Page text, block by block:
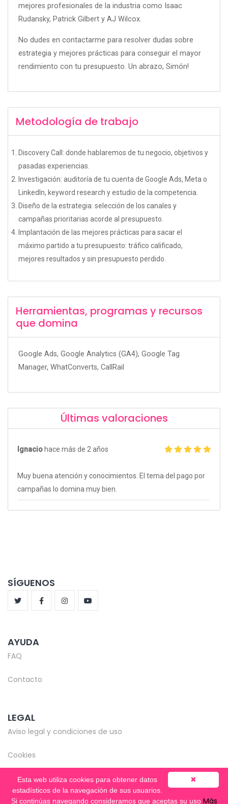
mejores profesionales de la industria como Isaac
Rudansky, Patrick Gilbert y AJ Wilcox.
No dudes en contactarme para resolver dudas sobre
estrategia y mejores prácticas para conseguir el mayor
rendimiento con tu presupuesto. Un abrazo, Simón!
Metodología de trabajo
Discovery Call: donde hablaremos de tu negocio, objetivos y
pasadas experiencias.
Investigación: auditoría de tu cuenta de Google Ads, Meta o
LinkedIn, keyword research y estudio de la competencia.
Diseño de la estrategia: selección de los canales y
campañas prioritarias acorde al presupuesto.
Implantación de las mejores prácticas para sacar el
máximo partido a tu presupuesto: tráfico calificado,
mejores resultados y sin presupuesto perdido.
Herramientas, programas y recursos
que domina
Google Ads, Google Analytics (GA4), Google Tag
Manager, WhatConverts, CallRail
Últimas valoraciones
Ignaciohace más de 2 años
Muy buena atención y conocimientos. El tema del pago por
campañas lo domina muy bien.
SÍGUENOS
AYUDA
FAQ
Contacto
LEGAL
Aviso legal y condiciones de uso
Cookies
✖
Esta web utiliza cookies para obtener datos
estadísticos de la navegación de sus usuarios.
Si continúas navegando consideramos que aceptas su uso Más